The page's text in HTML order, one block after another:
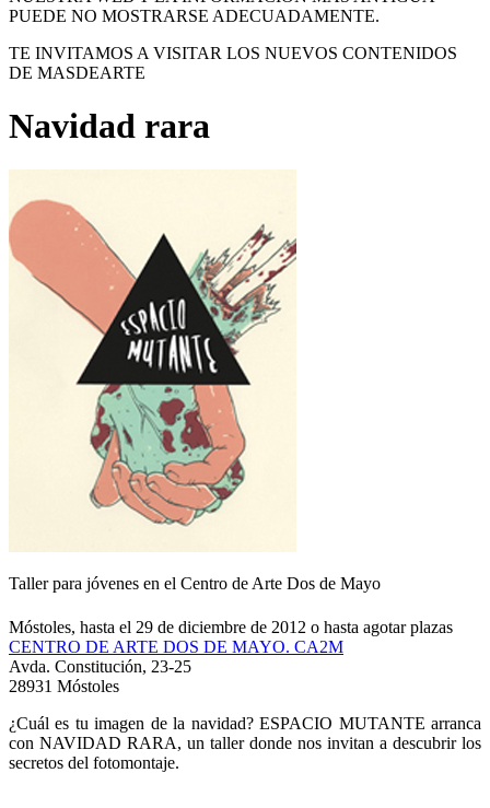
PUEDE NO MOSTRARSE ADECUADAMENTE.
TE INVITAMOS A VISITAR LOS NUEVOS CONTENIDOS
DE MASDEARTE
Navidad rara
Taller para jóvenes en el Centro de Arte Dos de Mayo
Móstoles, hasta el 29 de diciembre de 2012 o hasta agotar plazas
CENTRO DE ARTE DOS DE MAYO. CA2M
Avda. Constitución, 23-25
28931 Móstoles
¿Cuál es tu imagen de la navidad? ESPACIO MUTANTE arranca
con NAVIDAD RARA, un taller donde nos invitan a descubrir los
secretos del fotomontaje.